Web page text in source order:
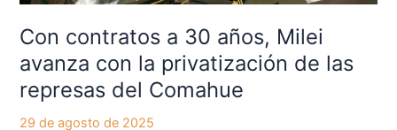
Con contratos a 30 años, Milei
avanza con la privatización de las
represas del Comahue
29 de agosto de 2025
las
represas
Comahue